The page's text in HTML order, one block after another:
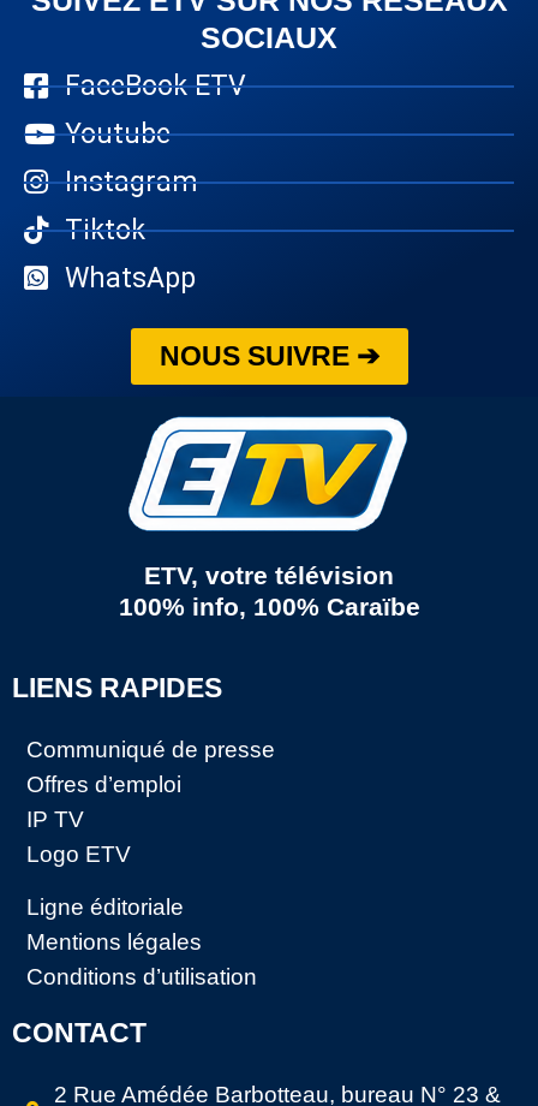
SOCIAUX
FaceBook ETV
Youtube
Instagram
Tiktok
WhatsApp
NOUS SUIVRE ➔
ETV, votre télévision
100% info, 100% Caraïbe
LIENS RAPIDES
Communiqué de presse
Offres d’emploi
IP TV
Logo ETV
Ligne éditoriale
Mentions légales
Conditions d’utilisation
CONTACT
2 Rue Amédée Barbotteau, bureau N° 23 &